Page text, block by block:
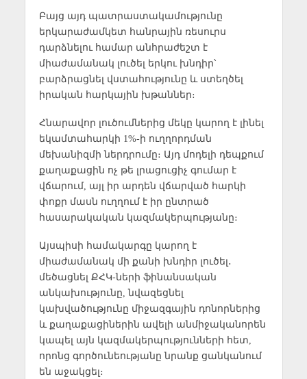
Բայց այդ պատրաստակամությունը
երկարաժամկետ հանրային ռեսուրս
դարձնելու համար անհրաժեշտ է
միաժամանակ լուծել երկու խնդիր՝
բարձրացնել վստահությունը և ստեղծել
իրական հարկային խթաններ։
Հնարավոր լուծումներից մեկը կարող է լինել
եկամտահարկի 1%-ի ուղղորդման
մեխանիզմի ներդրումը։ Այդ մոդելի դեպքում
քաղաքացին ոչ թե լրացուցիչ գումար է
վճարում, այլ իր արդեն վճարված հարկի
փոքր մասն ուղղում է իր ընտրած
հասարակական կազմակերպությանը։
Այսպիսի համակարգը կարող է
միաժամանակ մի քանի խնդիր լուծել․
մեծացնել ՔՀԿ-ների ֆինանսական
անկախությունը, նվազեցնել
կախվածությունը միջազգային դոնորներից
և քաղաքացիներին ավելի անմիջականորեն
կապել այն կազմակերպությունների հետ,
որոնց գործունեությանը նրանք ցանկանում
են աջակցել։